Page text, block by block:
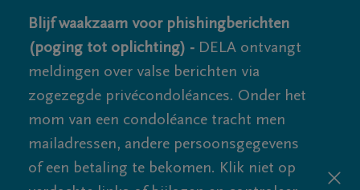
Blijf waakzaam voor phishingberichten
(poging tot oplichting) - DELA ontvangt
meldingen over valse berichten via
zogezegde privécondoléances. Onder het
mom van een condoléance tracht men
mailadressen, andere persoonsgegevens
of een betaling te bekomen. Klik niet op